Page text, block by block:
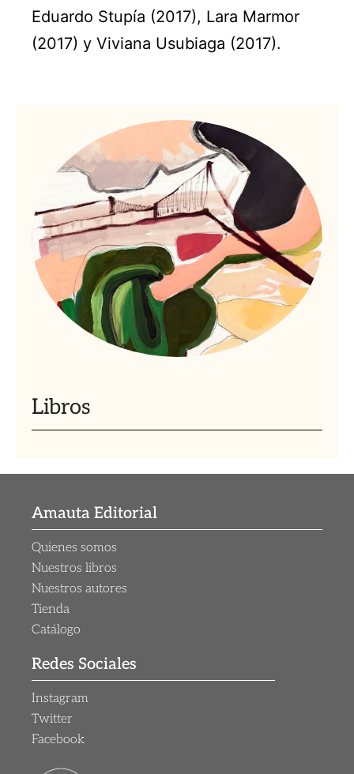
Eduardo Stupía (2017), Lara Marmor
(2017) y Viviana Usubiaga (2017).
Libros
Amauta Editorial
Quienes somos
Nuestros libros
Nuestros autores
Tienda
Catálogo
Redes Sociales
Instagram
Twitter
Facebook